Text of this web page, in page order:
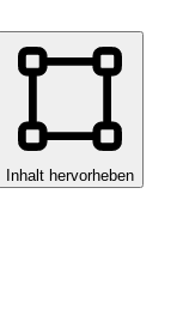
Inhalt hervorheben